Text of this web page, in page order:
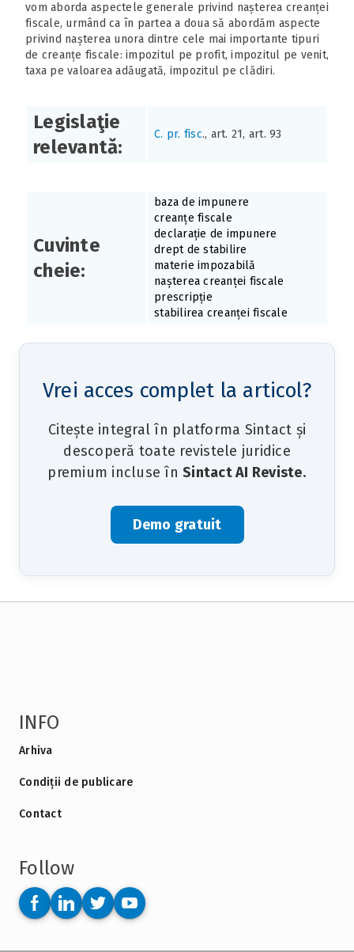
vom aborda aspectele generale privind nașterea creanței
fiscale, urmând ca în partea a doua să abordăm aspecte
privind nașterea unora dintre cele mai importante tipuri
de creanțe fiscale: impozitul pe profit, impozitul pe venit,
taxa pe valoarea adăugată, impozitul pe clădiri.
Legislaţie
relevantă:
C. pr. fisc., art. 21, art. 93
Cuvinte
cheie:
baza de impunere
creanțe fiscale
declarație de impunere
drept de stabilire
materie impozabilă
nașterea creanței fiscale
prescripție
stabilirea creanței fiscale
Vrei acces complet la articol?
Citește integral în platforma Sintact și
descoperă toate revistele juridice
premium incluse în Sintact AI Reviste.
Demo gratuit
INFO
Arhiva
Condiții de publicare
Contact
Follow